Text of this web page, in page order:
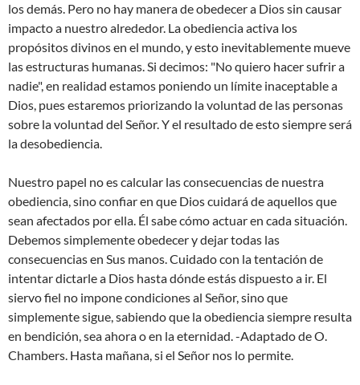
los demás. Pero no hay manera de obedecer a Dios sin causar
impacto a nuestro alrededor. La obediencia activa los
propósitos divinos en el mundo, y esto inevitablemente mueve
las estructuras humanas. Si decimos: "No quiero hacer sufrir a
nadie", en realidad estamos poniendo un límite inaceptable a
Dios, pues estaremos priorizando la voluntad de las personas
sobre la voluntad del Señor. Y el resultado de esto siempre será
la desobediencia.
Nuestro papel no es calcular las consecuencias de nuestra
obediencia, sino confiar en que Dios cuidará de aquellos que
sean afectados por ella. Él sabe cómo actuar en cada situación.
Debemos simplemente obedecer y dejar todas las
consecuencias en Sus manos. Cuidado con la tentación de
intentar dictarle a Dios hasta dónde estás dispuesto a ir. El
siervo fiel no impone condiciones al Señor, sino que
simplemente sigue, sabiendo que la obediencia siempre resulta
en bendición, sea ahora o en la eternidad. -Adaptado de O.
Chambers. Hasta mañana, si el Señor nos lo permite.